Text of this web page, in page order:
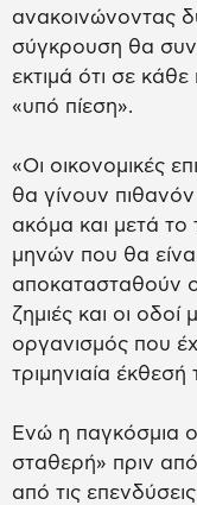
ανακοινώνοντας
σύγκρουση θα
εκτιμά ότι σε
«υπό πίεση».
«Οι οικονομικές
θα γίνουν
ακόμα και μετά
μηνών που θα
αποκατασταθούν
ζημιές και οι
οργανισμός που
τριμηνιαία
Ενώ η παγκόσμια
σταθερή» πριν
από τις